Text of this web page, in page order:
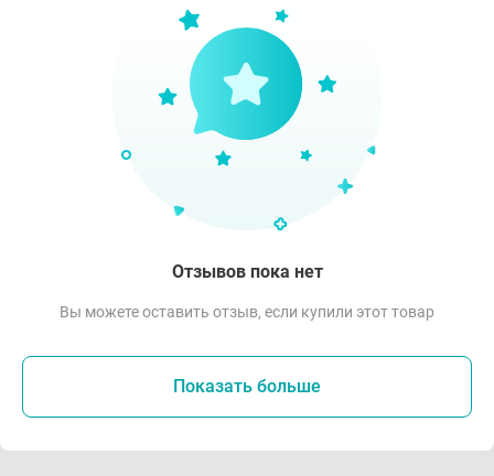
Отзывов пока нет
Вы можете оставить отзыв, если купили этот товар
Показать больше